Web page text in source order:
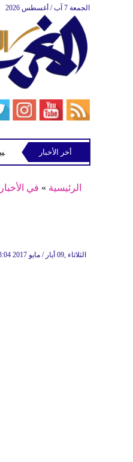
الجمعة 7 آب / أغسطس 2026
أخر الأخبار
الرئيسية » في الأخبار
23:04 2017 الثلاثاء ,09 أيار / مايو